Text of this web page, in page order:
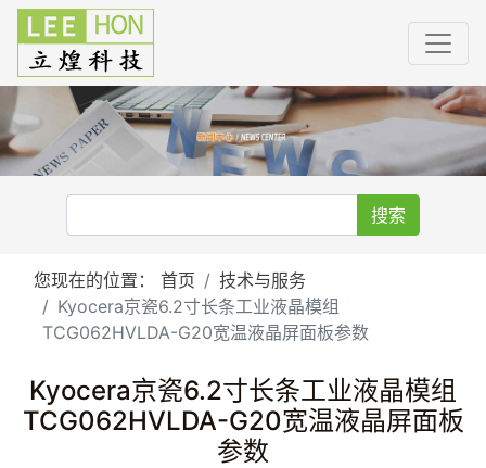
搜索
您现在的位置： 首页
技术与服务
Kyocera京瓷6.2寸长条工业液晶模组
TCG062HVLDA-G20宽温液晶屏面板参数
Kyocera京瓷6.2寸长条工业液晶模组
TCG062HVLDA-G20宽温液晶屏面板
参数